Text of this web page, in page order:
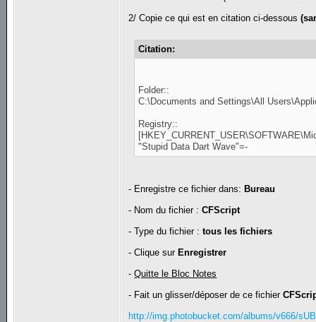
2/ Copie ce qui est en citation ci-dessous
Citation:
Folder::
C:\Documents and Settings\All
Registry::
"Stupid Data Dart Wave"=-
- Enregistre ce fichier dans:Bureau
- Nom du fichier :CFScript
- Type du fichier :tous les fichiers
- Clique surEnregistrer
-Quitte le Bloc Notes
- Fait un glisser/déposer de ce fichier
http://img.photobucket.com/albums/v666/